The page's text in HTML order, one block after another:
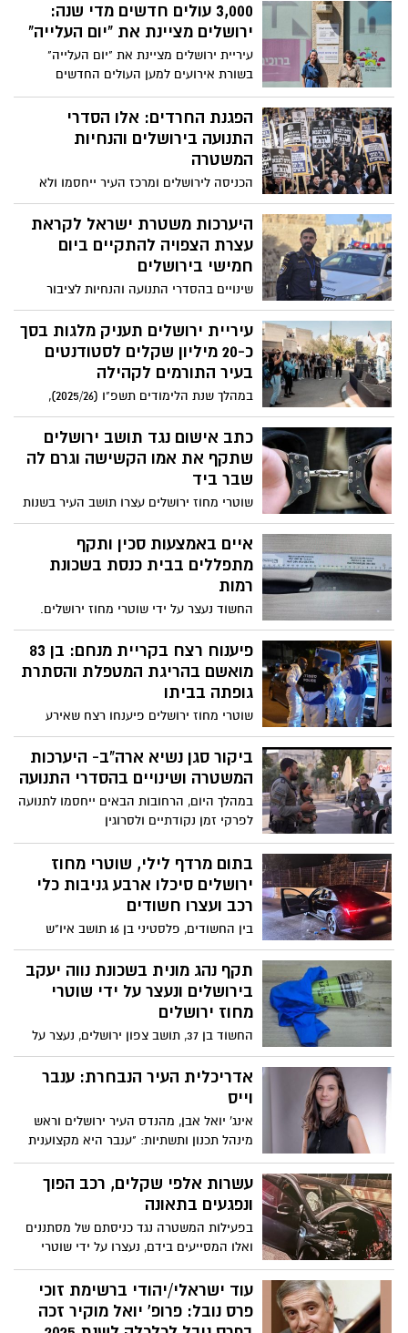
לקראת משחק הכדורגל הצפוי להתקיים היום
בשעה 20:30 באצטדיון 'טדי', בין הקבוצות
בית"ר ירושלים והפועל באר שבע
3,000 עולים חדשים מדי שנה:
ירושלים מציינת את "יום העלייה"
עיריית ירושלים מציינת את "יום העלייה"
בשורת אירועים למען העולים החדשים
שהתיישבו בבירה * האירועים יתקיימו
במינהלים הקהילתיים ובשכונות העיר,
במהלכם ישתפו העולים בסיפוריהם האישיים
הפגנת החרדים: אלו הסדרי
התנועה בירושלים והנחיות
המשטרה
הכניסה לירושלים ומרכז העיר ייחסמו ולא
תאפשר לכלי רכב פרטיים הגעה לכביש 1.
כאלפיים שוטרים ולוחמי משמר הגבול,
ייאבטחו את משתתפיה לצד שמירה על הסדר
הציבורי, יכווינו את התנועה בעיר ובמבואותיה.
מתבקש להישמע להנחיות המשטרה בהתאם
היערכות משטרת ישראל לקראת
עצרת הצפויה להתקיים ביום
חמישי בירושלים
שינויים בהסדרי התנועה והנחיות לציבור
המשתתפים ומשתמשי הדרך
עיריית ירושלים תעניק מלגות בסך
כ-20 מיליון שקלים לסטודנטים
בעיר התורמים לקהילה
במהלך שנת הלימודים תשפ"ו (2025/26),
עיריית ירושלים תעניק מלגות בסכום של כ-20
מיליון שקלים במסגרת "קרן המלגות
העירונית", לסטודנטים ירושלמים הלומדים
בעיר ולוקחים חלק בתוכנית המלגות
כתב אישום נגד תושב ירושלים
שתקף את אמו הקשישה וגרם לה
שבר ביד
שוטרי מחוז ירושלים עצרו תושב העיר בשנות
ה-50 לחייו, שתקף באלימות את אמו
הקשישה בביתה וגרם לה חבלות. בתום
החקירה, הוגש נגדו כתב אישום על ידי יחידת
התביעות המשטרתית של מחוז ירושלים
איים באמצעות סכין ותקף
מתפללים בבית כנסת בשכונת
רמות
החשוד נעצר על ידי שוטרי מחוז ירושלים.
בתום החקירה, הוגש נגדו כתב אישום על ידי
יחידת התביעות המשטרתית של מחוז
ירושלים
פיענוח רצח בקריית מנחם: בן 83
מואשם בהריגת המטפלת והסתרת
גופתה בביתו
שוטרי מחוז ירושלים פיענחו רצח שאירע
בשכונת קריית מנחם בירושלים במהלכו
החשוד (83) גרם למותה של המטפלת שלו
באמצעות סכין, והסליק את גופתהּ בביתו.
הפרקליטות
ביקור סגן נשיא ארה"ב- היערכות
המשטרה ושינויים בהסדרי התנועה
במהלך היום, הרחובות הבאים ייחסמו לתנועה
לפרקי זמן נקודתיים ולסרוגין
בתום מרדף לילי, שוטרי מחוז
ירושלים סיכלו ארבע גניבות כלי
רכב ועצרו חשודים
בין החשודים, פלסטיני בן 16 תושב איו"ש
שוהה בלתי חוקי, ללא רשיון נהיגה, שגנב רכב
ממרכז הארץ ונעצר על ידי שוטרי מחוז
ירושלים סמוך למחסום קלנדיה
תקף נהג מונית בשכונת נווה יעקב
בירושלים ונעצר על ידי שוטרי
מחוז ירושלים
החשוד בן 37, תושב צפון ירושלים, נעצר על
ידי השוטרים ואמש, הובא לבית המשפט לדיון
בהארכת מעצרו
אדריכלית העיר הנבחרת: ענבר
וייס
אינג' יואל אבן, מהנדס העיר ירושלים וראש
מינהל תכנון ותשתיות: "ענבר היא מקצוענית
בעלת חזון, שהוכיחה בעבודתה בעירייה״
עשרות אלפי שקלים, רכב הפוך
ונפגעים בתאונה
בפעילות המשטרה נגד כניסתם של מסתננים
ואלו המסייעים בידם, נעצרו על ידי שוטרי
מחוז ירושלים בין היתר, שלושה חשודים
שהסיעו את אותם שוהים בלתי חוקיים. באחד
המקרים בניסיון ההימלטות, התנגש נהג אחד
מכלי הרכב החשודים ברכב תמים שהתהפך
עוד ישראלי/יהודי ברשימת זוכי
פרס נובל: פרופ' יואל מוקיר זכה